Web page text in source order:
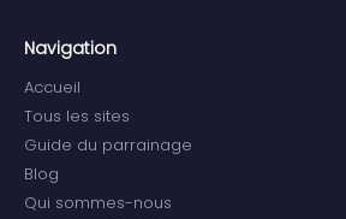
Navigation
Accueil
Tous les sites
Guide du parrainage
Blog
Qui sommes-nous